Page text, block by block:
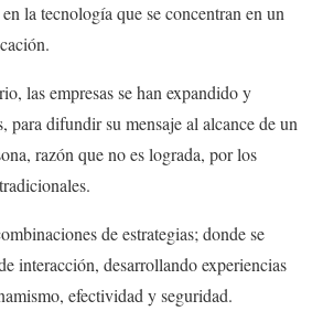
la tecnología que se concentran en un
las empresas se han expandido y
para difundir su mensaje al alcance de un
razón que no es lograda, por los
de estrategias; donde se
interacción, desarrollando experiencias
efectividad y seguridad.